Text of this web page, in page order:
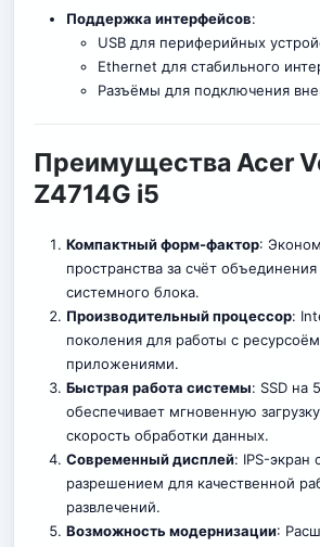
Поддержка интерфейсов:
USB для периферийных
Ethernet для стабильного
Разъёмы для подключения
Преимущества Acer
Z4714G i5
Компактный форм-фактор:
пространства за счёт
системного блока.
Производительный процессор:
поколения для работы с
приложениями.
Быстрая работа системы: SSD на
обеспечивает мгновенную
скорость обработки данных.
Современный дисплей: IPS-экран
разрешением для качественной
развлечений.
Возможность модернизации: